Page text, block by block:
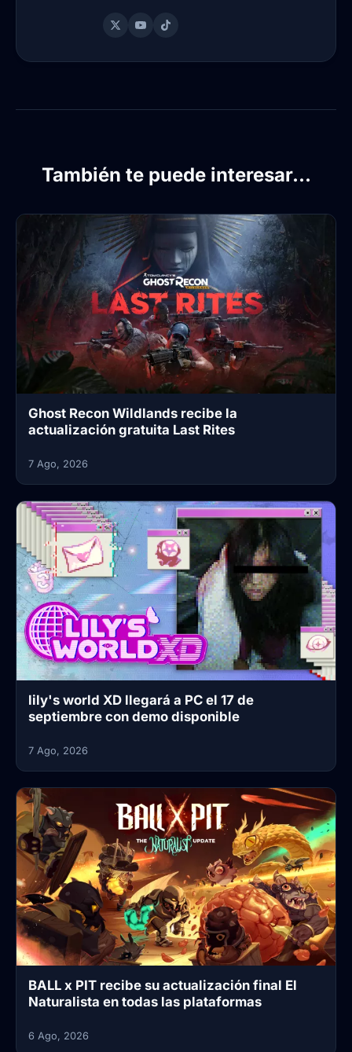
También te puede interesar...
Ghost Recon Wildlands recibe la
actualización gratuita Last Rites
7 Ago, 2026
lily's world XD llegará a PC el 17 de
septiembre con demo disponible
7 Ago, 2026
BALL x PIT recibe su actualización final El
Naturalista en todas las plataformas
6 Ago, 2026